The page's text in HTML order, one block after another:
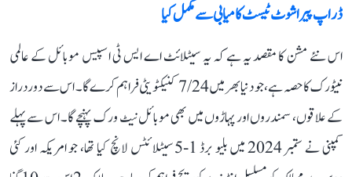
ڈراپ پیراشوٹ ٹیسٹ کامیابی سے مکمل کیا
اس نئے مشن کا مقصد یہ ہے کہ یہ سیٹلائٹ اے ایس ٹی اسپیس موبائل کے عالمی
نیٹورک کا حصہ ہے، جو دنیا بھر میں 7/24 کنیکٹویٹی فراہم کرے گا۔ اس سے دوردراز
کے علاقوں، سمندروں اور پہاڑوں میں بھی موبائل نیٹ ورک پہنچے گا۔ اس سے پہلے
کمپنی نے ستمبر 2024 میں بلیو برڈ 1-5 سیٹلائٹس لانچ کیا تھا، جو امریکہ اور کئی